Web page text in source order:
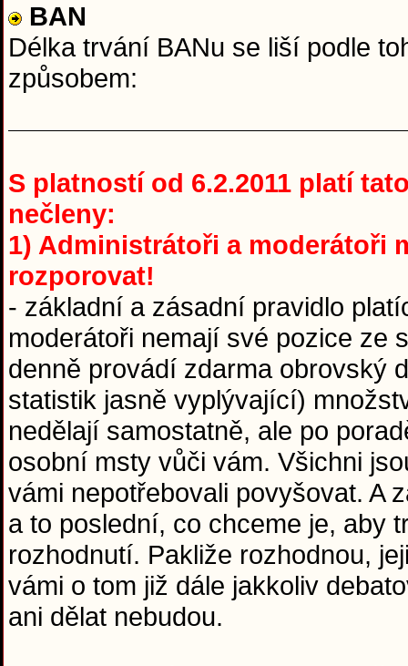
BAN
Délka trvání BANu se liší podle
způsobem:
S platností od 6.2.2011 platí
nečleny:
1) Administrátoři a moderátoři
rozporovat!
- základní a zásadní pravidlo
moderátoři nemají své pozice ze
denně provádí zdarma obrovský
statistik jasně vyplývající)
nedělají samostatně, ale po
osobní msty vůči vám. Všichni
vámi nepotřebovali povyšovat. A
a to poslední, co chceme je, aby
rozhodnutí. Pakliže rozhodnou,
vámi o tom již dále jakkoliv
ani dělat nebudou.